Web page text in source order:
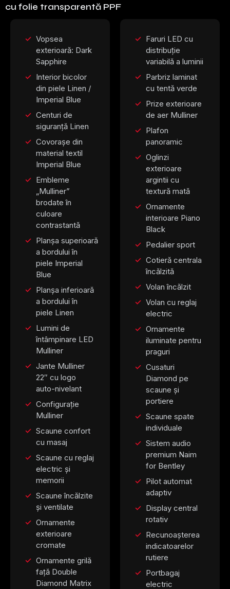
cu folie transparentă PPF
Vopsea
exterioară: Dark
Sapphire
Interior bicolor
din piele Linen /
Imperial Blue
Centuri de
siguranță Linen
Covorașe din
material textil
Imperial Blue
Embleme
„Mulliner”
brodate în
culoare
contrastantă
Planșa superioară
a bordului în
piele Imperial
Blue
Planșa inferioară
a bordului în
piele Linen
Lumini de
întâmpinare LED
Mulliner
Jante Mulliner
22″ cu logo
auto-nivelant
Configurație
Mulliner
Scaune confort
cu masaj
Scaune cu reglaj
electric și
memorii
Scaune încălzite
și ventilate
Ornamente
exterioare
cromate
Ornamente grilă
față Double
Diamond Matrix
Faruri LED cu
distribuție
variabilă a luminii
Parbriz laminat
cu tentă verde
Prize exterioare
de aer Mulliner
Plafon
panoramic
Oglinzi
exterioare
argintii cu
textură mată
Ornamente
interioare Piano
Black
Pedalier sport
Cotieră centrala
încălzită
Volan încălzit
Volan cu reglaj
electric
Ornamente
iluminate pentru
praguri
Cusaturi
Diamond pe
scaune și
portiere
Scaune spate
individuale
Sistem audio
premium Naim
for Bentley
Pilot automat
adaptiv
Display central
rotativ
Recunoașterea
indicatoarelor
rutiere
Portbagaj
electric